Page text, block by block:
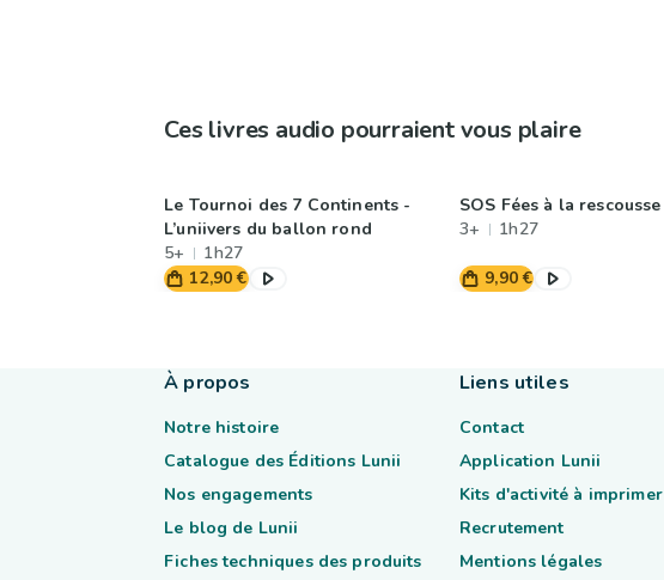
Ces livres audio pourraient vous plaire
Le Tournoi des 7 Continents -
L’uniivers du ballon rond
5+
1h27
12,90 €
SOS Fées à la rescousse
3+
1h27
9,90 €
À propos
Notre histoire
Catalogue des Éditions Lunii
Nos engagements
Le blog de Lunii
Fiches techniques des produits
Liens utiles
Contact
Application Lunii
Kits d'activité à imprimer
Recrutement
Mentions légales